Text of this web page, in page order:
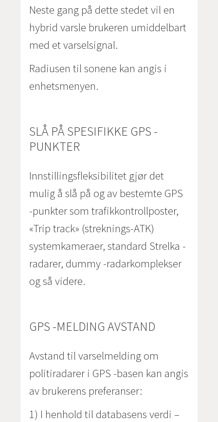
Neste gang på dette stedet vil en
hybrid varsle brukeren umiddelbart
med et varselsignal.
Radiusen til sonene kan angis i
enhetsmenyen.
SLÅ PÅ SPESIFIKKE GPS -
PUNKTER
Innstillingsfleksibilitet gjør det
mulig å slå på og av bestemte GPS
-punkter som trafikkontrollposter,
«Trip track» (streknings-ATK)
systemkameraer, standard Strelka -
radarer, dummy -radarkomplekser
og så videre.
GPS -MELDING AVSTAND
Avstand til varselmelding om
politiradarer i GPS -basen kan angis
av brukerens preferanser:
1) I henhold til databasens verdi –